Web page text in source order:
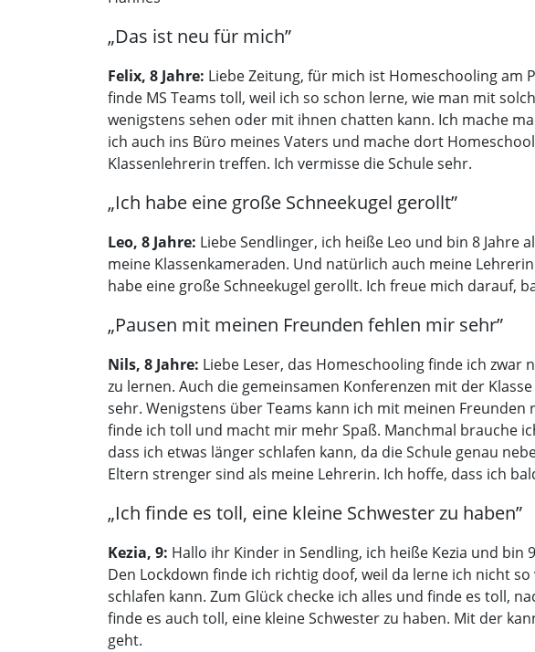
„Das ist neu für mich”
Felix, 8 Jahre: Liebe Zeitung, für mich ist Homeschooling am
finde MS Teams toll, weil ich so schon lerne, wie man mit
wenigstens sehen oder mit ihnen chatten kann. Ich mache
ich auch ins Büro meines Vaters und mache dort
Klassenlehrerin treffen. Ich vermisse die Schule sehr.
„Ich habe eine große Schneekugel gerollt”
Leo, 8 Jahre: Liebe Sendlinger, ich heiße Leo und bin 8 Jahre
meine Klassenkameraden. Und natürlich auch meine
habe eine große Schneekugel gerollt. Ich freue mich darauf,
„Pausen mit meinen Freunden fehlen mir sehr”
Nils, 8 Jahre: Liebe Leser, das Homeschooling finde ich zwar
zu lernen. Auch die gemeinsamen Konferenzen mit der
sehr. Wenigstens über Teams kann ich mit meinen
finde ich toll und macht mir mehr Spaß. Manchmal brauche
dass ich etwas länger schlafen kann, da die Schule genau
Eltern strenger sind als meine Lehrerin. Ich hoffe, dass ich
„Ich finde es toll, eine kleine Schwester zu haben”
Kezia, 9: Hallo ihr Kinder in Sendling, ich heiße Kezia und bin
Den Lockdown finde ich richtig doof, weil da lerne ich nicht
schlafen kann. Zum Glück checke ich alles und finde es toll,
finde es auch toll, eine kleine Schwester zu haben. Mit der
geht.